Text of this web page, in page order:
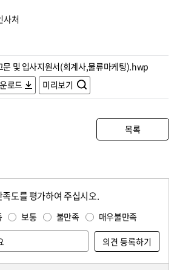
사처
문 및 입사지원서(회계사,물류마케팅).hwp
로드
미리보기
목록
도를 평가하여 주십시오.
보통 불만족 매우불만족